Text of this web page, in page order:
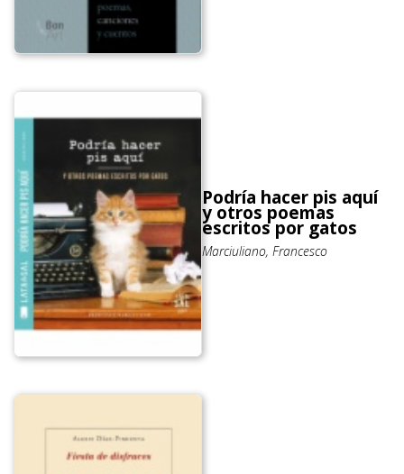
Podría hacer pis aquí
y otros poemas
escritos por gatos
Marciuliano, Francesco